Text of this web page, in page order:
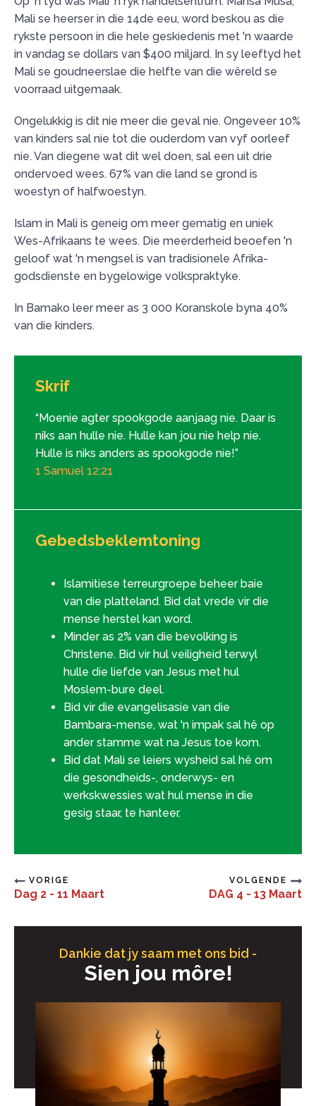
Mali se heerser in die 14de eeu, word beskou as die
rykste persoon in die hele geskiedenis met 'n waarde
in vandag se dollars van $400 miljard. In sy leeftyd het
Mali se goudneerslae die helfte van die wêreld se
voorraad uitgemaak.
Ongelukkig is dit nie meer die geval nie. Ongeveer 10%
van kinders sal nie tot die ouderdom van vyf oorleef
nie. Van diegene wat dit wel doen, sal een uit drie
ondervoed wees. 67% van die land se grond is
woestyn of halfwoestyn.
Islam in Mali is geneig om meer gematig en uniek
Wes-Afrikaans te wees. Die meerderheid beoefen 'n
geloof wat 'n mengsel is van tradisionele Afrika-
godsdienste en bygelowige volkspraktyke.
In Bamako leer meer as 3 000 Koranskole byna 40%
van die kinders.
Skrif
“Moenie agter spookgode aanjaag nie. Daar is
niks aan hulle nie. Hulle kan jou nie help nie.
Hulle is niks anders as spookgode nie!”
1 Samuel 12:21
Gebedsbeklemtoning
Islamitiese terreurgroepe beheer baie
van die platteland. Bid dat vrede vir die
mense herstel kan word.
Minder as 2% van die bevolking is
Christene. Bid vir hul veiligheid terwyl
hulle die liefde van Jesus met hul
Moslem-bure deel.
Bid vir die evangelisasie van die
Bambara-mense, wat 'n impak sal hê op
ander stamme wat na Jesus toe kom.
Bid dat Mali se leiers wysheid sal hê om
die gesondheids-, onderwys- en
werkskwessies wat hul mense in die
gesig staar, te hanteer.
VORIGE
Dag 2 - 11 Maart
VOLGENDE
DAG 4 - 13 Maart
Dankie dat jy saam met ons bid -
Sien jou môre!